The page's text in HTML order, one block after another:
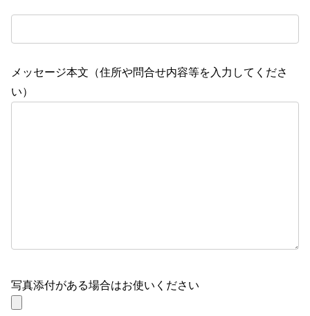
メッセージ本文（住所や問合せ内容等を入力してくださ
い）
写真添付がある場合はお使いください